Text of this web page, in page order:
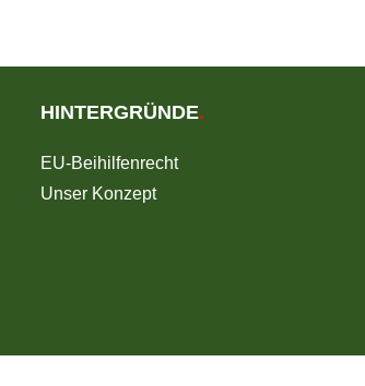
HINTERGRÜNDE.
EU-Beihilfenrecht
Unser Konzept